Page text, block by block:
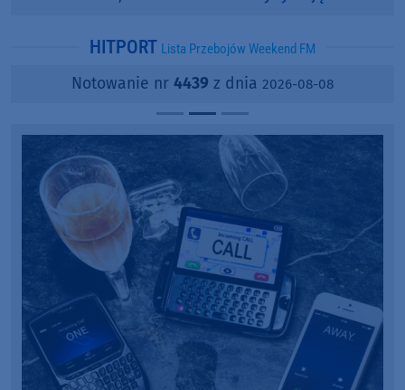
HITPORT Lista Przebojów Weekend FM
Notowanie nr 4439 z dnia 2026-08-08